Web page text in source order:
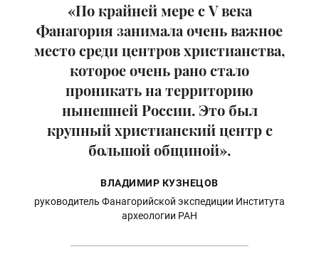
«По крайней мере с V века
Фанагория занимала очень важное
место среди центров христианства,
которое очень рано стало
проникать на территорию
нынешней России. Это был
крупный христианский центр с
большой общиной».
ВЛАДИМИР КУЗНЕЦОВ
руководитель Фанагорийской экспедиции Института
археологии РАН